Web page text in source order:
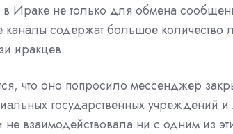
Ираке не только для обмена
каналы содержат большое
иракцев.
что оно попросило мессенджер
государственных учреждений
взаимодействовала ни с одним из